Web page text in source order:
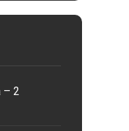
– 2